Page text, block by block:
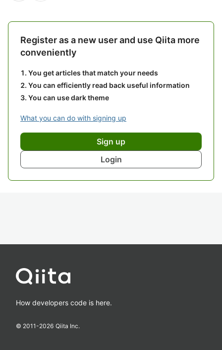
Register as a new user and use Qiita more
conveniently
You get articles that match your needs
You can efficiently read back useful information
You can use dark theme
What you can do with signing up
Sign up
Login
How developers code is here.
© 2011-2026 Qiita Inc.